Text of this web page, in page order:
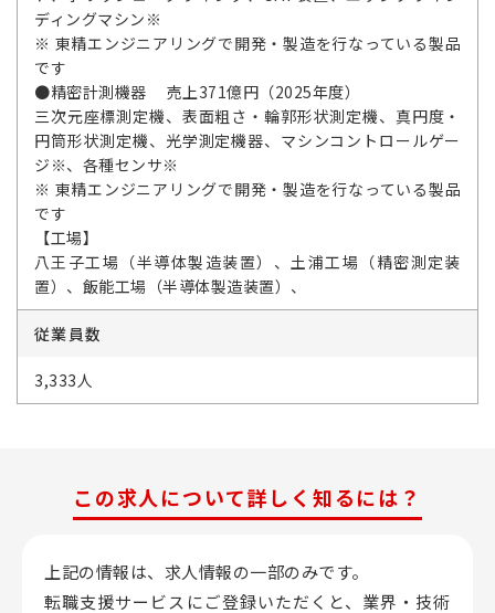
ディングマシン※
※ 東精エンジニアリングで開発・製造を行なっている製品
です
●精密計測機器 売上371億円（2025年度）
三次元座標測定機、表面粗さ・輪郭形状測定機、真円度・
円筒形状測定機、光学測定機器、マシンコントロールゲー
ジ※、各種センサ※
※ 東精エンジニアリングで開発・製造を行なっている製品
です
【工場】
八王子工場（半導体製造装置）、土浦工場（精密測定装
置）、飯能工場（半導体製造装置）、
従業員数
3,333人
この求人について詳しく知るには？
上記の情報は、求人情報の一部のみです。
転職支援サービスにご登録いただくと、業界・技術